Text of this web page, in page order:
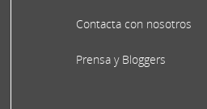
Contacta con nosotros
Prensa y Bloggers